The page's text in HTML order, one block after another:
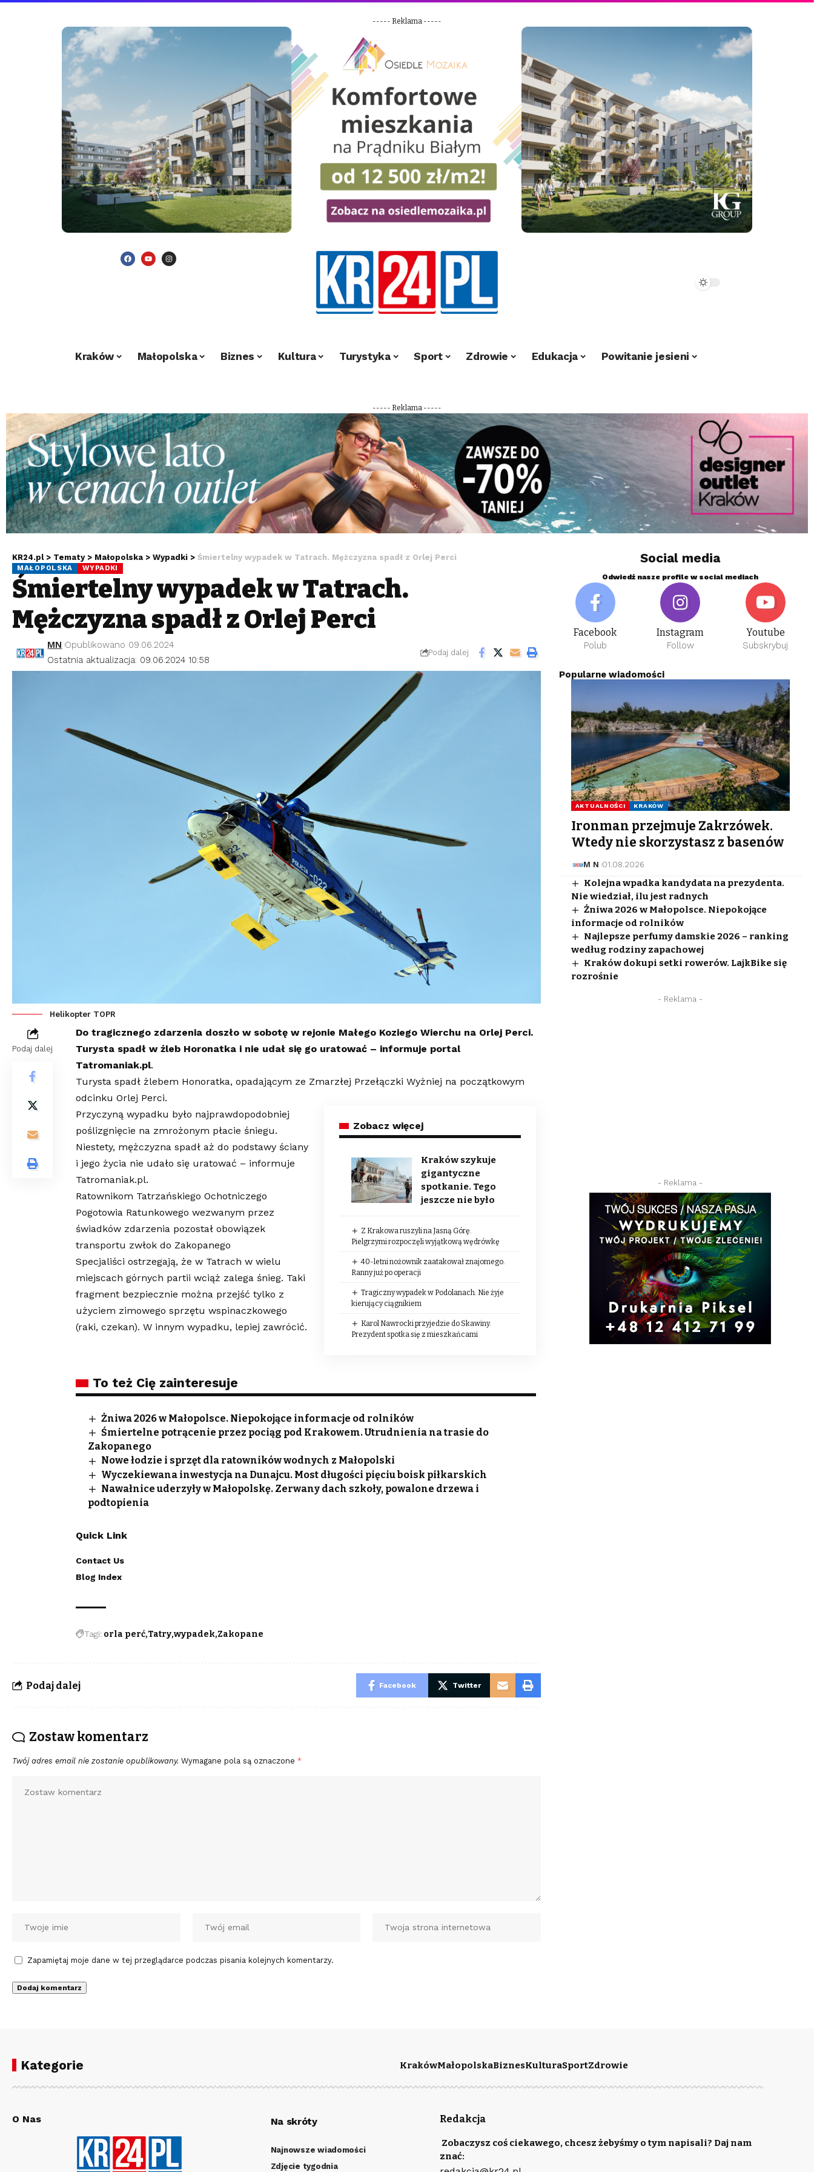
----- Reklama -----
Kraków Małopolska Biznes Kultura Turystyka Sport Zdrowie Edukacja Powitanie jesieni
----- Reklama -----
KR24.pl> Tematy> Małopolska > Wypadki > Śmiertelny wypadek w Tatrach. Mężczyzna spadł z Orlej Perci
MAŁOPOLSKA WYPADKI
Śmiertelny wypadek w Tatrach.
Mężczyzna spadł z Orlej Perci
Ostatnia aktualizacja: 09.06.2024 10:58
MN Opublikowano 09.06.2024
Podaj dalej
Helikopter TOPR
Podaj dalej
Do tragicznego zdarzenia doszło w sobotę w rejonie Małego Koziego Wierchu na Orlej Perci.
Turysta spadł w źleb Horonatka i nie udał się go uratować – informuje portal
Tatromaniak.pl.
Turysta spadł żlebem Honoratka, opadającym ze Zmarzłej Przełączki Wyżniej na początkowym
odcinku Orlej Perci.
Zobacz więcej
Kraków szykuje
gigantyczne
spotkanie. Tego
jeszcze nie było
Z Krakowa ruszyli na Jasną Górę.
Pielgrzymi rozpoczęli wyjątkową wędrówkę
40-letni nożownik zaatakował znajomego.
Ranny już po operacji
Tragiczny wypadek w Podolanach. Nie żyje
kierujący ciągnikiem
Karol Nawrocki przyjedzie do Skawiny.
Prezydent spotka się z mieszkańcami
Przyczyną wypadku było najprawdopodobniej
poślizgnięcie na zmrożonym płacie śniegu.
Niestety, mężczyzna spadł aż do podstawy ściany
i jego życia nie udało się uratować – informuje
Tatromaniak.pl.
Ratownikom Tatrzańskiego Ochotniczego
Pogotowia Ratunkowego wezwanym przez
świadków zdarzenia pozostał obowiązek
transportu zwłok do Zakopanego
Specjaliści ostrzegają, że w Tatrach w wielu
miejscach górnych partii wciąż zalega śnieg. Taki
fragment bezpiecznie można przejść tylko z
użyciem zimowego sprzętu wspinaczkowego
(raki, czekan). W innym wypadku, lepiej zawrócić.
To też Cię zainteresuje
Żniwa 2026 w Małopolsce. Niepokojące informacje od rolników
Śmiertelne potrącenie przez pociąg pod Krakowem. Utrudnienia na trasie do
Zakopanego
Nowe łodzie i sprzęt dla ratowników wodnych z Małopolski
Wyczekiewana inwestycja na Dunajcu. Most długości pięciu boisk piłkarskich
Nawałnice uderzyły w Małopolskę. Zerwany dach szkoły, powalone drzewa i
podtopienia
Quick Link
Contact Us
Blog Index
Tagi: orla perć Tatry wypadek Zakopane
Podaj dalej Facebook Twitter
Zostaw komentarz
Twój adres email nie zostanie opublikowany. Wymagane pola są oznaczone *
Zapamiętaj moje dane w tej przeglądarce podczas pisania kolejnych komentarzy.
Social media
Odwiedź nasze profile w social mediach
Facebook
Polub
Instagram
Follow
Youtube
Subskrybuj
Popularne wiadomości
AKTUALNOŚCI KRAKÓW
Ironman przejmuje Zakrzówek.
Wtedy nie skorzystasz z basenów
M N 01.08.2026
Kolejna wpadka kandydata na prezydenta.
Nie wiedział, ilu jest radnych
Żniwa 2026 w Małopolsce. Niepokojące
informacje od rolników
Najlepsze perfumy damskie 2026 – ranking
według rodziny zapachowej
Kraków dokupi setki rowerów. LajkBike się
rozrośnie
- Reklama -
- Reklama -
Kategorie KrakówMałopolskaBiznesKulturaSportZdrowie
O Nas Na skróty
Najnowsze wiadomości
Zdjęcie tygodnia
Redakcja
Zobaczysz coś ciekawego, chcesz żebyśmy o tym napisali? Daj nam
znać: